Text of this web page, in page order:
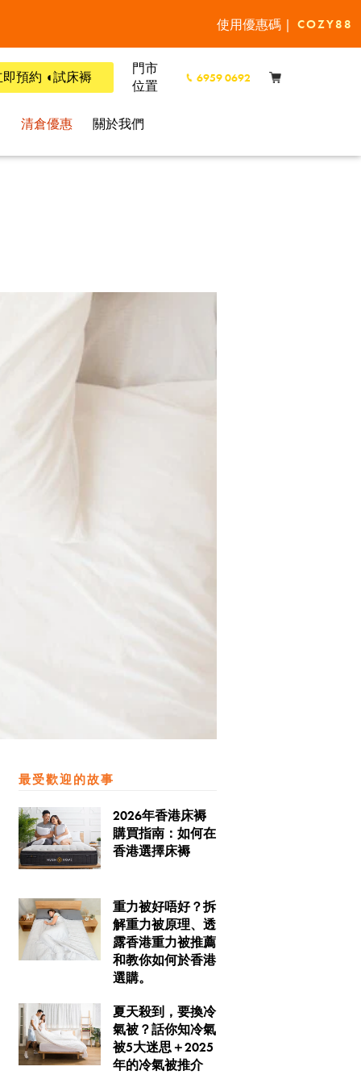
使用優惠碼 | COZY88
即預約 ◖試床褥
門市
位置
6959 0692
清倉優惠 關於我們
最受歡迎的故事
2026年香港床褥
購買指南：如何在
香港選擇床褥
重力被好唔好？拆
解重力被原理、透
露香港重力被推薦
和教你如何於香港
選購。
夏天殺到，要換冷
氣被？話你知冷氣
被5大迷思＋2025
年的冷氣被推介